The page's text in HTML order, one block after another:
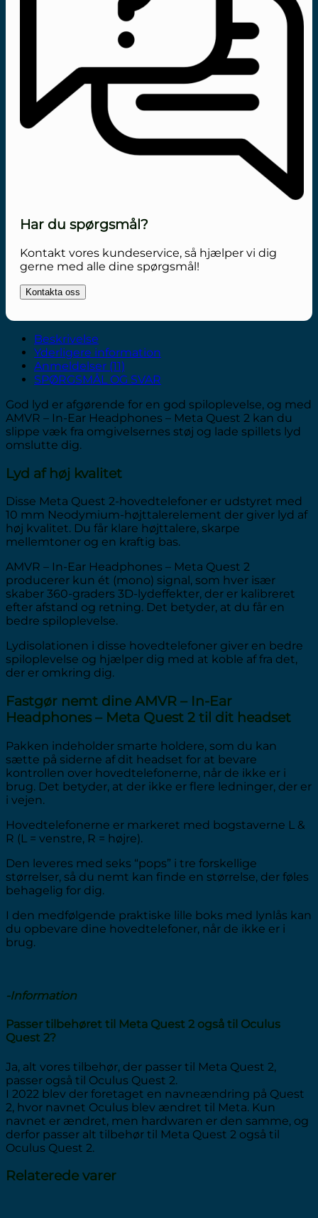
Har du spørgsmål?
Kontakt vores kundeservice, så hjælper vi dig
gerne med alle dine spørgsmål!
Kontakta oss
Beskrivelse
Yderligere information
Anmeldelser (11)
SPØRGSMÅL OG SVAR
God lyd er afgørende for en god spiloplevelse, og med
AMVR – In-Ear Headphones – Meta Quest 2 kan du
slippe væk fra omgivelsernes støj og lade spillets lyd
omslutte dig.
Lyd af høj kvalitet
Disse Meta Quest 2-hovedtelefoner er udstyret med
10 mm Neodymium-højttalerelement der giver lyd af
høj kvalitet. Du får klare højttalere, skarpe
mellemtoner og en kraftig bas.
AMVR – In-Ear Headphones – Meta Quest 2
producerer kun ét (mono) signal, som hver især
skaber 360-graders 3D-lydeffekter, der er kalibreret
efter afstand og retning. Det betyder, at du får en
bedre spiloplevelse.
Lydisolationen i disse hovedtelefoner giver en bedre
spiloplevelse og hjælper dig med at koble af fra det,
der er omkring dig.
Fastgør nemt dine AMVR – In-Ear
Headphones – Meta Quest 2 til dit headset
Pakken indeholder smarte holdere, som du kan
sætte på siderne af dit headset for at bevare
kontrollen over hovedtelefonerne, når de ikke er i
brug. Det betyder, at der ikke er flere ledninger, der er
i vejen.
Hovedtelefonerne er markeret med bogstaverne L &
R (L = venstre, R = højre).
Den leveres med seks “pops” i tre forskellige
størrelser, så du nemt kan finde en størrelse, der føles
behagelig for dig.
I den medfølgende praktiske lille boks med lynlås kan
du opbevare dine hovedtelefoner, når de ikke er i
brug.
-Information
Passer tilbehøret til Meta Quest 2 også til Oculus
Quest 2?
Ja, alt vores tilbehør, der passer til Meta Quest 2,
passer også til Oculus Quest 2.
I 2022 blev der foretaget en navneændring på Quest
2, hvor navnet Oculus blev ændret til Meta. Kun
navnet er ændret, men hardwaren er den samme, og
derfor passer alt tilbehør til Meta Quest 2 også til
Oculus Quest 2.
Relaterede varer